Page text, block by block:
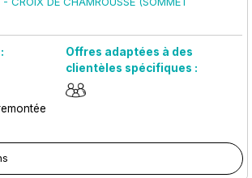
Offres adaptées à des
clientèles spécifiques :